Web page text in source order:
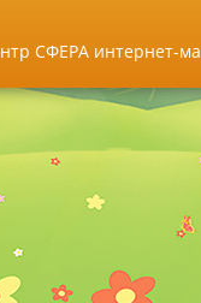
СФЕРА интернет-